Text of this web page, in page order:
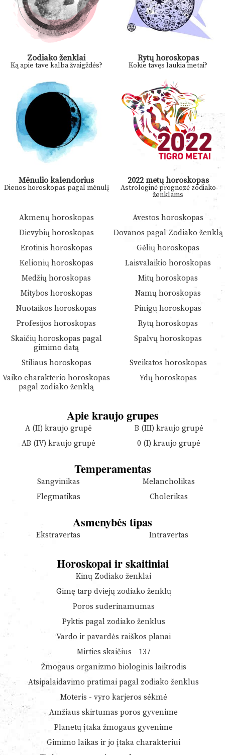
Zodiako ženklai
Ką apie tave kalba žvaigždės?
Rytų horoskopas
Kokie tavęs laukia metai?
Mėnulio kalendorius
Dienos horoskopas pagal mėnulį
2022 metų horoskopas
Astrologinė prognozė zodiako
ženklams
Akmenų horoskopas
Avestos horoskopas
Dievybių horoskopas
Dovanos pagal Zodiako ženklą
Erotinis horoskopas
Gėlių horoskopas
Kelionių horoskopas
Laisvalaikio horoskopas
Medžių horoskopas
Mitų horoskopas
Mitybos horoskopas
Namų horoskopas
Nuotaikos horoskopas
Pinigų horoskopas
Profesijos horoskopas
Rytų horoskopas
Skaičių horoskopas pagal
gimimo datą
Spalvų horoskopas
Stiliaus horoskopas
Sveikatos horoskopas
Vaiko charakterio horoskopas
pagal zodiako ženklą
Ydų horoskopas
Apie kraujo grupes
A (II) kraujo grupė
B (III) kraujo grupė
AB (IV) kraujo grupė
0 (I) kraujo grupė
Temperamentas
Sangvinikas
Melancholikas
Flegmatikas
Cholerikas
Asmenybės tipas
Ekstravertas Intravertas
Horoskopai ir skaitiniai
Kinų Zodiako ženklai
Gimę tarp dviejų zodiako ženklų
Poros suderinamumas
Pyktis pagal zodiako ženklus
Vardo ir pavardės raiškos planai
Mirties skaičius - 137
Žmogaus organizmo biologinis laikrodis
Atsipalaidavimo pratimai pagal zodiako ženklus
Moteris - vyro karjeros sėkmė
Amžiaus skirtumas poros gyvenime
Planetų įtaka žmogaus gyvenime
Gimimo laikas ir jo įtaka charakteriui